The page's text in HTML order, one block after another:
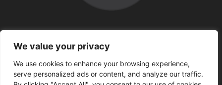
We value your privacy
We use cookies to enhance your browsing experience,
serve personalized ads or content, and analyze our traffic.
SÍGUENOS